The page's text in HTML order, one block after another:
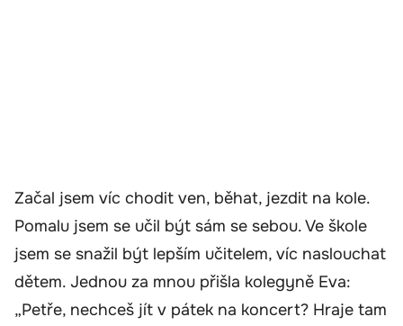
Začal jsem víc chodit ven, běhat, jezdit na kole.
Pomalu jsem se učil být sám se sebou. Ve škole
jsem se snažil být lepším učitelem, víc naslouchat
dětem. Jednou za mnou přišla kolegyně Eva:
„Petře, nechceš jít v pátek na koncert? Hraje tam